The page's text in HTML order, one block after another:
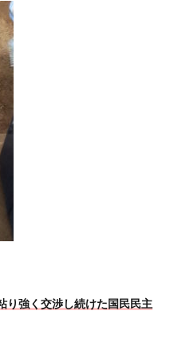
り強く交渉し続けた国民民主